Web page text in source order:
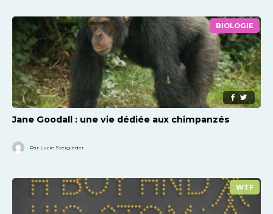
BIOLOGIE
Jane Goodall : une vie dédiée aux chimpanzés
Par Lucie Steigleder
WTF